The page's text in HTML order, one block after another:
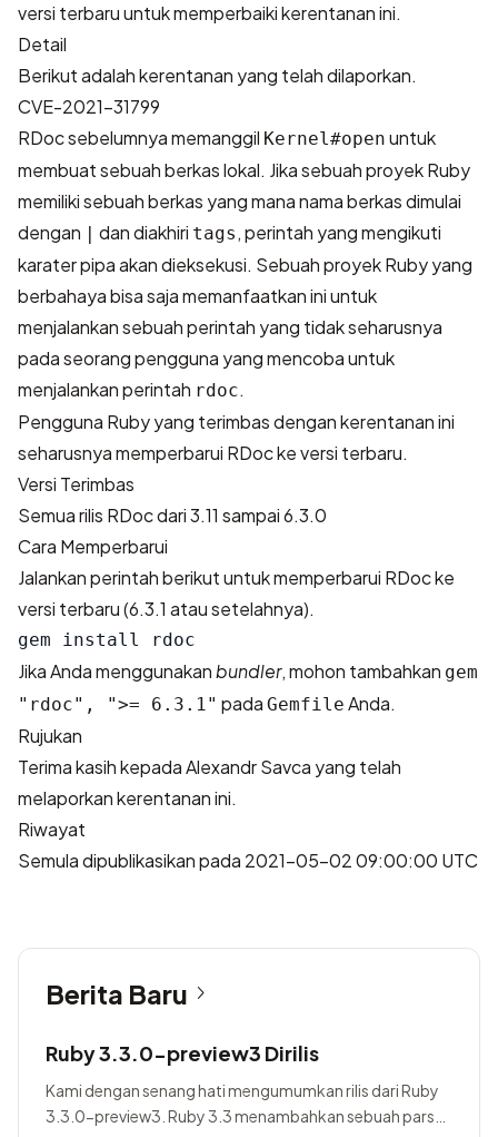
versi terbaru untuk memperbaiki kerentanan ini.
Detail
Berikut adalah kerentanan yang telah dilaporkan.
CVE-2021-31799
RDoc sebelumnya memanggil Kernel#open untuk
membuat sebuah berkas lokal. Jika sebuah proyek Ruby
memiliki sebuah berkas yang mana nama berkas dimulai
dengan | dan diakhiri tags , perintah yang mengikuti
karater pipa akan dieksekusi. Sebuah proyek Ruby yang
berbahaya bisa saja memanfaatkan ini untuk
menjalankan sebuah perintah yang tidak seharusnya
pada seorang pengguna yang mencoba untuk
menjalankan perintah rdoc.
Pengguna Ruby yang terimbas dengan kerentanan ini
seharusnya memperbarui RDoc ke versi terbaru.
Versi Terimbas
Semua rilis RDoc dari 3.11 sampai 6.3.0
Cara Memperbarui
Jalankan perintah berikut untuk memperbarui RDoc ke
versi terbaru (6.3.1 atau setelahnya).
Jika Anda menggunakanbundler, mohon tambahkan gem
"rdoc", ">= 6.3.1" pada Gemfile Anda.
Rujukan
Terima kasih kepadaAlexandr Savca yang telah
melaporkan kerentanan ini.
Riwayat
Semula dipublikasikan pada 2021-05-02 09:00:00 UTC
Berita Baru
Ruby 3.3.0-preview3 Dirilis
Kami dengan senang hati mengumumkan rilis dari Ruby
3.3.0-preview3. Ruby 3.3 menambahkan sebuah parser